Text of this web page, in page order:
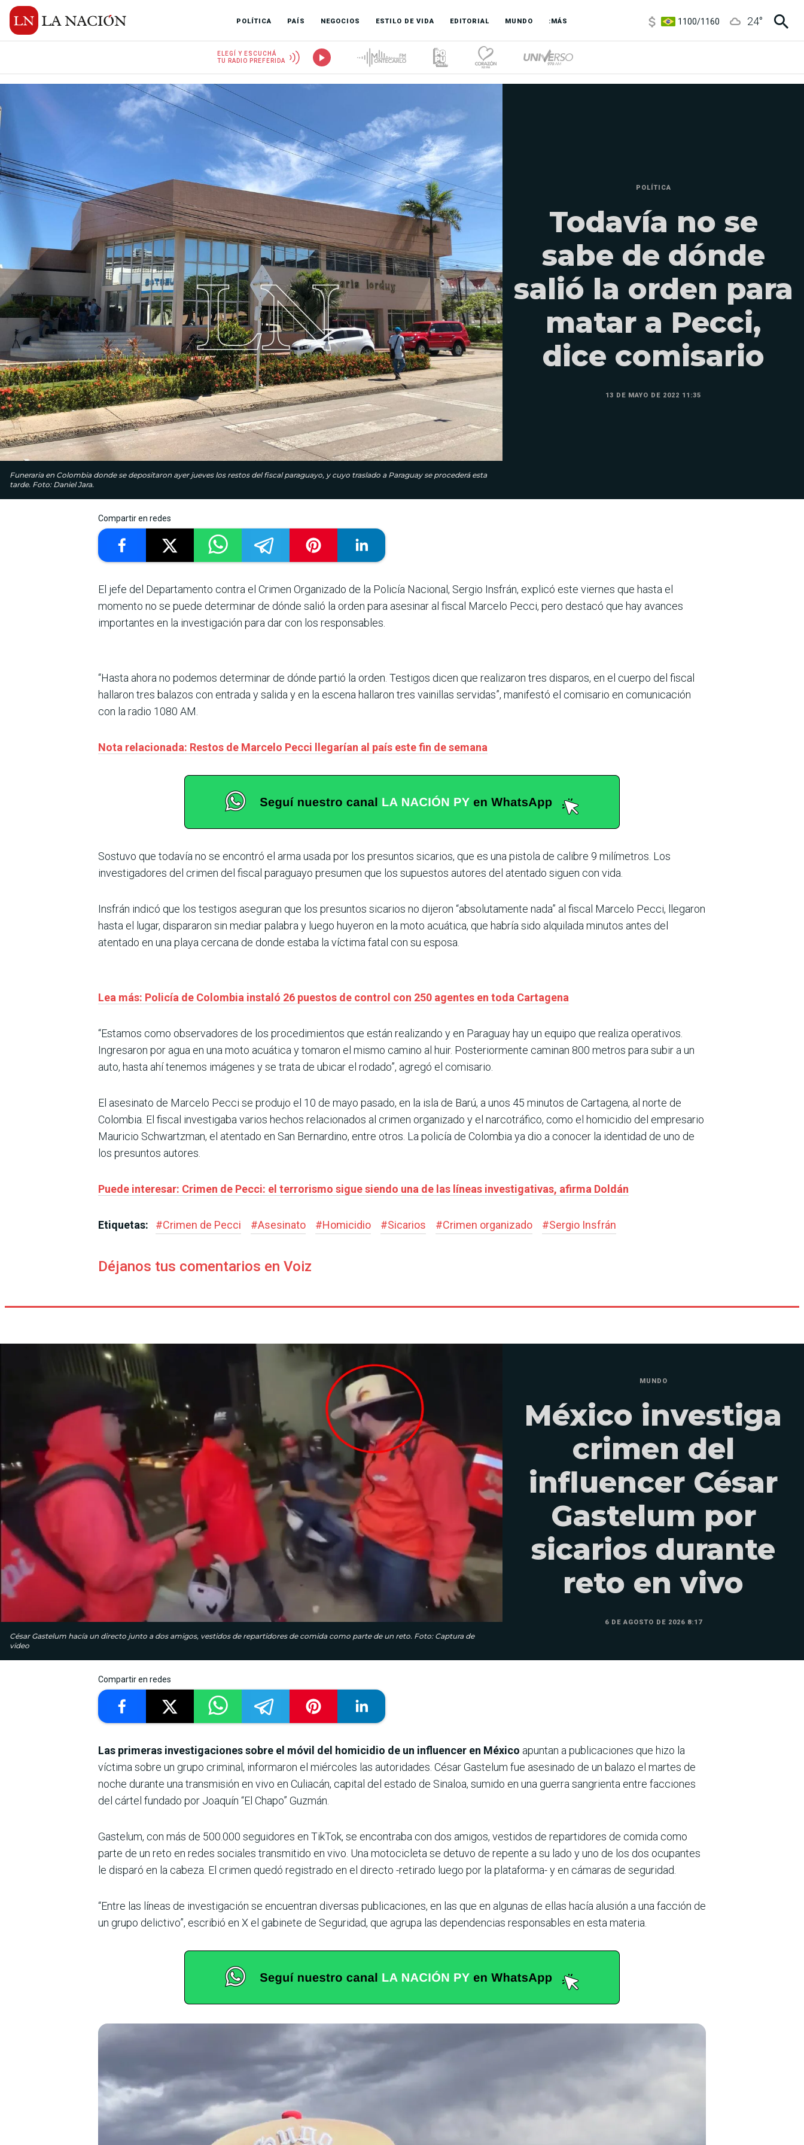
POLÍTICA PAÍS NEGOCIOS ESTILO DE VIDA EDITORIAL MUNDO :MÁS
3,6/3,9
6850/7200
24°
ELEGÍ Y ESCUCHÁ
TU RADIO PREFERIDA
Funeraria en Colombia donde se depositaron ayer jueves los restos del fiscal paraguayo, y cuyo traslado a Paraguay se procederá esta
tarde. Foto: Daniel Jara.
POLÍTICA
Todavía no se
sabe de dónde
salió la orden para
matar a Pecci,
dice comisario
13 DE MAYO DE 2022 11:35
Compartir en redes
El jefe del Departamento contra el Crimen Organizado de la Policía Nacional, Sergio Insfrán, explicó este viernes que hasta el
momento no se puede determinar de dónde salió la orden para asesinar al fiscal Marcelo Pecci, pero destacó que hay avances
importantes en la investigación para dar con los responsables.
“Hasta ahora no podemos determinar de dónde partió la orden. Testigos dicen que realizaron tres disparos, en el cuerpo del fiscal
hallaron tres balazos con entrada y salida y en la escena hallaron tres vainillas servidas”, manifestó el comisario en comunicación
con la radio 1080 AM.
Nota relacionada: Restos de Marcelo Pecci llegarían al país este fin de semana
Sostuvo que todavía no se encontró el arma usada por los presuntos sicarios, que es una pistola de calibre 9 milímetros. Los
investigadores del crimen del fiscal paraguayo presumen que los supuestos autores del atentado siguen con vida.
Insfrán indicó que los testigos aseguran que los presuntos sicarios no dijeron “absolutamente nada” al fiscal Marcelo Pecci, llegaron
hasta el lugar, dispararon sin mediar palabra y luego huyeron en la moto acuática, que habría sido alquilada minutos antes del
atentado en una playa cercana de donde estaba la víctima fatal con su esposa.
Lea más: Policía de Colombia instaló 26 puestos de control con 250 agentes en toda Cartagena
“Estamos como observadores de los procedimientos que están realizando y en Paraguay hay un equipo que realiza operativos.
Ingresaron por agua en una moto acuática y tomaron el mismo camino al huir. Posteriormente caminan 800 metros para subir a un
auto, hasta ahí tenemos imágenes y se trata de ubicar el rodado”, agregó el comisario.
El asesinato de Marcelo Pecci se produjo el 10 de mayo pasado, en la isla de Barú, a unos 45 minutos de Cartagena, al norte de
Colombia. El fiscal investigaba varios hechos relacionados al crimen organizado y el narcotráfico, como el homicidio del empresario
Mauricio Schwartzman, el atentado en San Bernardino, entre otros. La policía de Colombia ya dio a conocer la identidad de uno de
los presuntos autores.
Puede interesar: Crimen de Pecci: el terrorismo sigue siendo una de las líneas investigativas, afirma Doldán
Etiquetas: #Crimen de Pecci #Asesinato #Homicidio #Sicarios #Crimen organizado #Sergio Insfrán
Déjanos tus comentarios en Voiz
César Gastelum hacía un directo junto a dos amigos, vestidos de repartidores de comida como parte de un reto. Foto: Captura de
video
MUNDO
México investiga
crimen del
influencer César
Gastelum por
sicarios durante
reto en vivo
6 DE AGOSTO DE 2026 8:17
Compartir en redes
Las primeras investigaciones sobre el móvil del homicidio de un influencer en México apuntan a publicaciones que hizo la
víctima sobre un grupo criminal, informaron el miércoles las autoridades. César Gastelum fue asesinado de un balazo el martes de
noche durante una transmisión en vivo en Culiacán, capital del estado de Sinaloa, sumido en una guerra sangrienta entre facciones
del cártel fundado por Joaquín “El Chapo” Guzmán.
Gastelum, con más de 500.000 seguidores en TikTok, se encontraba con dos amigos, vestidos de repartidores de comida como
parte de un reto en redes sociales transmitido en vivo. Una motocicleta se detuvo de repente a su lado y uno de los dos ocupantes
le disparó en la cabeza. El crimen quedó registrado en el directo -retirado luego por la plataforma- y en cámaras de seguridad.
“Entre las líneas de investigación se encuentran diversas publicaciones, en las que en algunas de ellas hacía alusión a una facción de
un grupo delictivo”, escribió en X el gabinete de Seguridad, que agrupa las dependencias responsables en esta materia.